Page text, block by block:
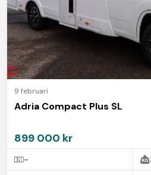
9 februari
Adria Compact Plus SL
899 000 kr
-